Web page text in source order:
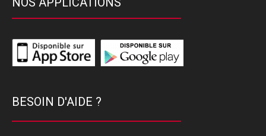
BESOIN D'AIDE ?